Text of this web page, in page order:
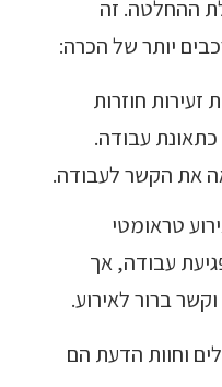
ההחלטה. זה
יותר של הכרה:
חוזרות
עבודה.
את הקשר לעבודה.
טראומטי
עבודה, אך
ברור לאירוע.
וחוות הדעת הם